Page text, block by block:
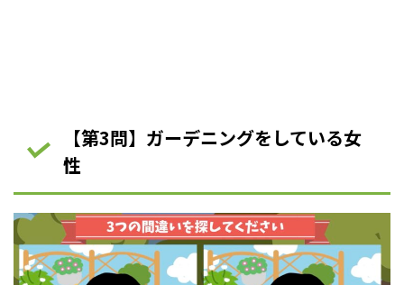
【第3問】ガーデニングをしている女
性